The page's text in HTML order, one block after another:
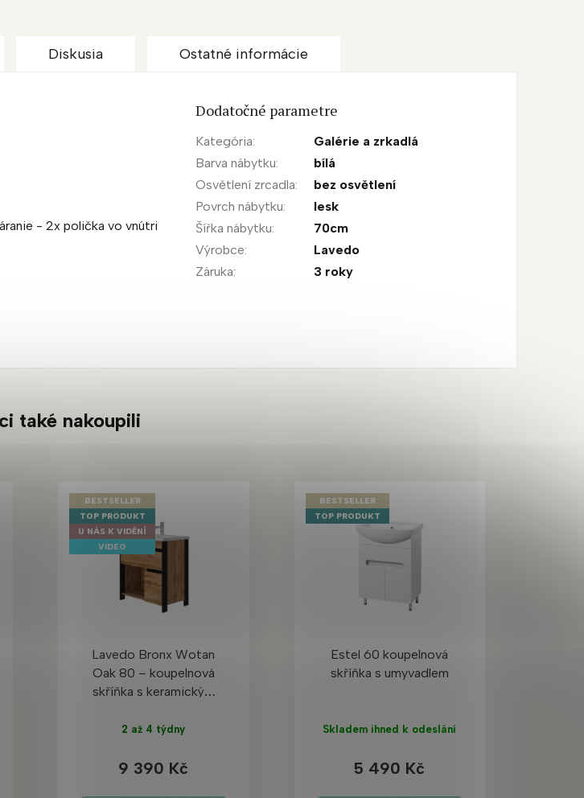
Diskusia Ostatné informácie
- 2x polička vo vnútri
Dodatočné parametre
Kategória:
Galérie a zrkadlá
Barva nábytku:
bílá
Osvětlení zrcadla:
bez osvětlení
Povrch nábytku:
lesk
Šířka nábytku:
70cm
Výrobce:
Lavedo
Záruka: 3 roky
také nakoupili
BESTSELLER
TOP PRODUKT
U NÁS K VIDĚNÍ
VIDEO
Lavedo Bronx Wotan
Oak 80 – koupelnová
skříňka s keramickým
2 až 4 týdny
9 390 Kč
BESTSELLER
TOP PRODUKT
Estel 60 koupelnová
skříňka s umyvadlem
Skladem ihned k odeslání
5 490 Kč